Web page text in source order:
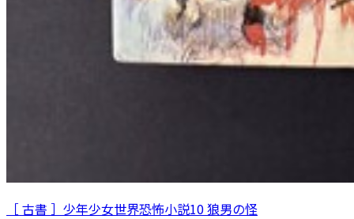
［ 古書 ］少年少女世界恐怖小説10 狼男の怪